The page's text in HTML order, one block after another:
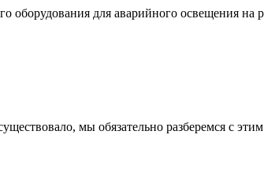
оборудования для аварийного освещения
мы обязательно разберемся с